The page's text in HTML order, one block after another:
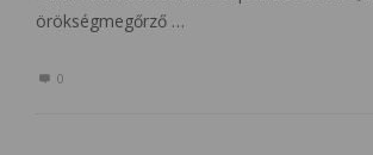
örökségmegőrző …
0